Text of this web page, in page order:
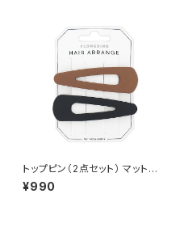
トップピン（2点セット） マットカ
ラー HTP0233-BR（ブラウン）
¥990